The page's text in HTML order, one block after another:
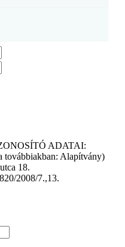
ADATAI:
továbbiakban: Alapítvány)
18.
2008/7.,13.